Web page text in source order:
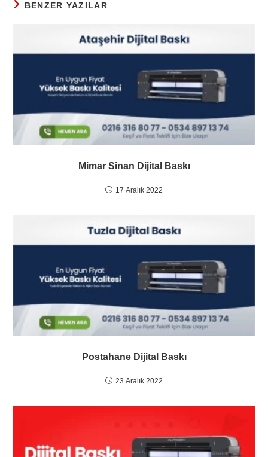
BENZER YAZILAR
Mimar Sinan Dijital Baskı
17 Aralık 2022
Postahane Dijital Baskı
23 Aralık 2022